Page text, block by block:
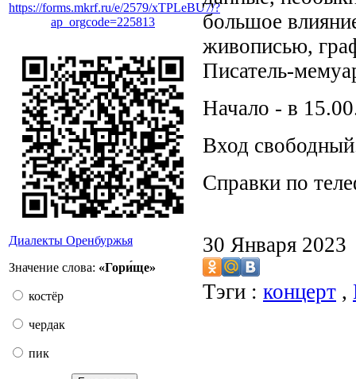
https://forms.mkrf.ru/e/2579/xTPLeBU7/?
ap_orgcode=225813
Диалекты Оренбуржья
Значение слова: «Гори́ще»
костёр
чердак
пик
большое
живописью,
Писатель-
Начало - в
Вход
Справки по
30 Января
Тэги : концерт ,